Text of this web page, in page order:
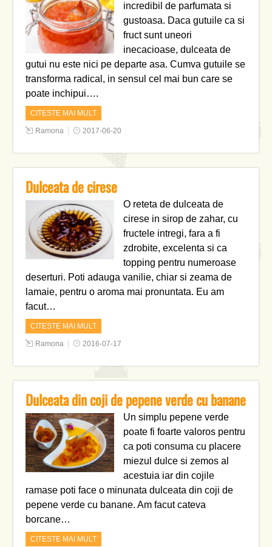
incredibil de parfumata si
gustoasa. Daca gutuile ca si
fruct sunt uneori
inecacioase, dulceata de
gutui nu este nici pe departe asa. Cumva gutuile se
transforma radical, in sensul cel mai bun care se
poate inchipui….
CITESTE MAI MULT
Ramona 2017-06-20
Dulceata de cirese
O reteta de dulceata de
cirese in sirop de zahar, cu
fructele intregi, fara a fi
zdrobite, excelenta si ca
topping pentru numeroase
deserturi. Poti adauga vanilie, chiar si zeama de
lamaie, pentru o aroma mai pronuntata. Eu am
facut…
CITESTE MAI MULT
Ramona 2016-07-17
Dulceata din coji de pepene verde cu banane
Un simplu pepene verde
poate fi foarte valoros pentru
ca poti consuma cu placere
miezul dulce si zemos al
acestuia iar din cojile
ramase poti face o minunata dulceata din coji de
pepene verde cu banane. Am facut cateva
borcane…
CITESTE MAI MULT